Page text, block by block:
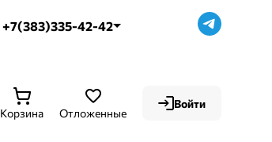
+7(383)335-42-42
Отложенные
Корзина
Войти